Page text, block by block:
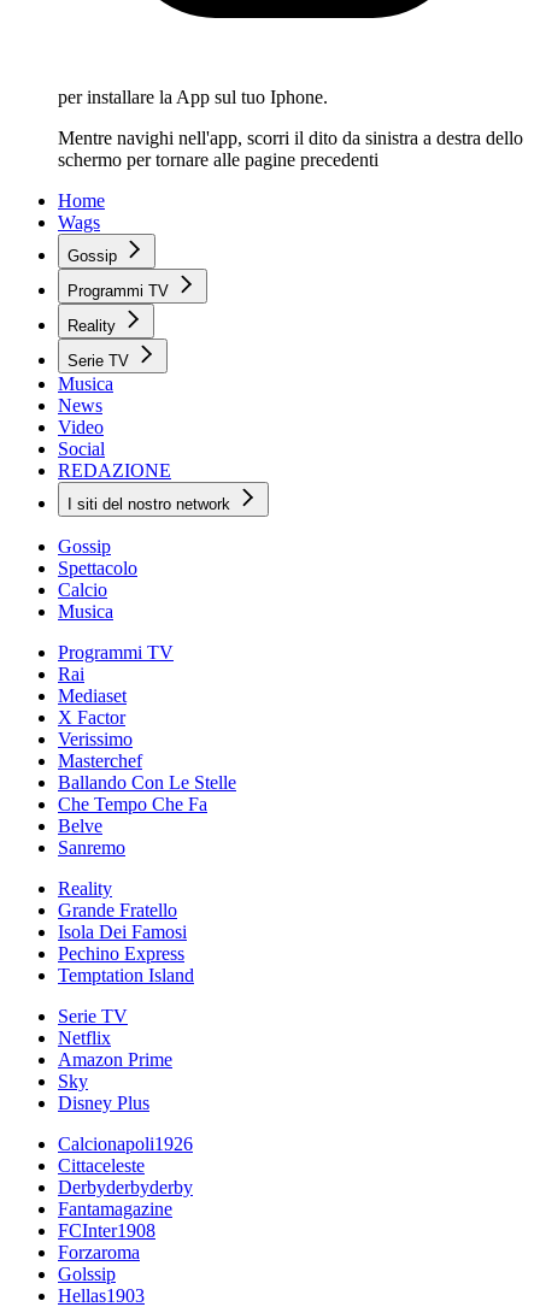
per installare la App sul tuo Iphone.
Mentre navighi nell'app, scorri il dito da sinistra a destra dello
schermo per tornare alle pagine precedenti
Home
Wags
Gossip
Programmi TV
Reality
Serie TV
Musica
News
Video
Social
REDAZIONE
I siti del nostro network
Gossip
Spettacolo
Calcio
Musica
Programmi TV
Rai
Mediaset
X Factor
Verissimo
Masterchef
Ballando Con Le Stelle
Che Tempo Che Fa
Belve
Sanremo
Reality
Grande Fratello
Isola Dei Famosi
Pechino Express
Temptation Island
Serie TV
Netflix
Amazon Prime
Sky
Disney Plus
Calcionapoli1926
Cittaceleste
Derbyderbyderby
Fantamagazine
FCInter1908
Forzaroma
Golssip
Hellas1903